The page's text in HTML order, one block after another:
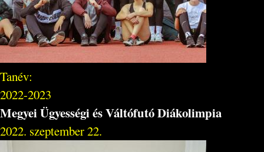
Tanév:
2022-2023
Megyei Ügyességi és Váltófutó Diákolimpia
2022. szeptember 22.